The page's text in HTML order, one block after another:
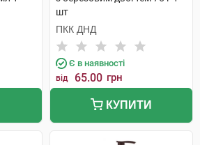
шт
ПКК ДНД
Є в наявності
від 65.00 грн
КУПИТИ